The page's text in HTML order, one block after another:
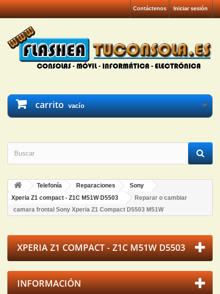
Iniciar sesión
Contáctenos
carrito vacío
Telefonía Reparaciones
Sony
Xperia Z1 compact - Z1C M51W D5503
Reparar o cambiar
camara frontal Sony Xperia Z1 Compact D5503 M51W
XPERIA Z1 COMPACT - Z1C M51W D5503
INFORMACIÓN